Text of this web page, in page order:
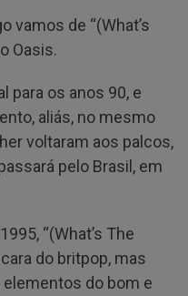
vamos de “(What’s
Oasis.
para os anos 90, e
aliás, no mesmo
voltaram aos palcos,
pelo Brasil, em
“(What’s The
do britpop, mas
do bom e